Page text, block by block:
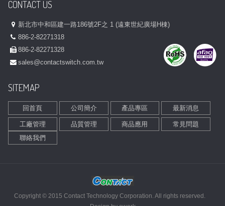
CONTACT US
新北市中和區建一路186號2F之 1 (遠東世紀廣場H棟)
886-2-82271318
886-2-82271328
sales@contactswitch.com.tw
SITEMAP
回首頁 公司簡介 產品專區 最新消息
工廠管理 品質管理 商品應用
常見問題
聯絡我們
Copyright © 2015 Contact Technology Corporation. All rights reserved.